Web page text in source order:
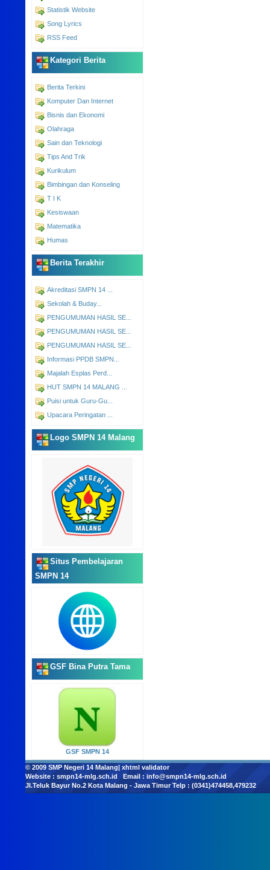
Statistik Website
Song Lyrics
RSS Feed
Kategori Berita
Berita Terkini
Komputer Dan Internet
Bisnis dan Ekonomi
Olahraga
Sain dan Teknologi
Tips And Trik
Kurikulum
Bimbingan dan Konseling
T I K
Kesiswaan
Matematika
Humas
Berita Terakhir
Akreditasi SMPN 14 ...
Sekolah & Buday...
PENGUMUMAN HASIL SE...
PENGUMUMAN HASIL SE...
PENGUMUMAN HASIL SE...
Informasi PPDB SMPN...
Majalah Esplas Perd...
HUT SMPN 14 MALANG ...
Puisi untuk Guru-Gu...
Upacara Peringatan ...
Logo SMPN 14 Malang
Situs Pembelajaran
SMPN 14
GSF Bina Putra Tama
GSF SMPN 14
© 2009 SMP Negeri 14 Malang xhtml validator
Website : smpn14-mlg.sch.id Email : info@smpn14-mlg.sch.id
Jl.Teluk Bayur No.2 Kota Malang - Jawa Timur Telp : (0341)474458,479232